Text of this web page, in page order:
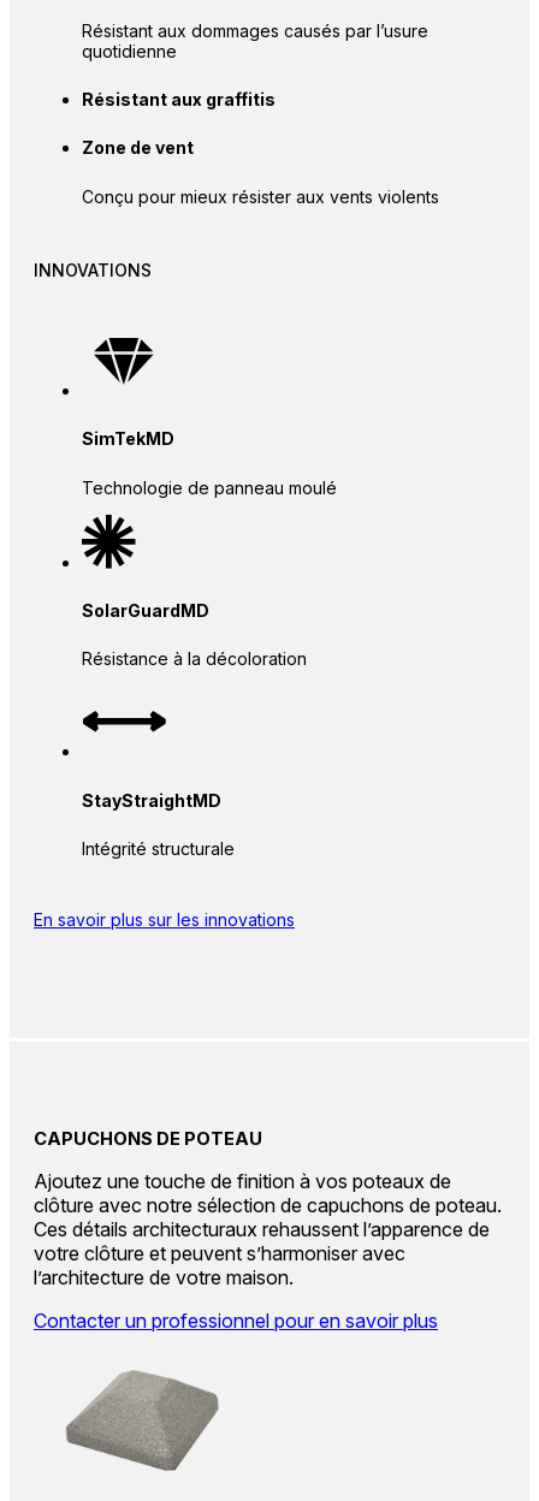
Résistant aux dommages causés par l’usure
quotidienne
Résistant aux graffitis
Zone de vent
Conçu pour mieux résister aux vents violents
INNOVATIONS
SimTekMD
Technologie de panneau moulé
SolarGuardMD
Résistance à la décoloration
StayStraightMD
Intégrité structurale
En savoir plus sur les innovations
CAPUCHONS DE POTEAU
Ajoutez une touche de finition à vos poteaux de
clôture avec notre sélection de capuchons de poteau.
Ces détails architecturaux rehaussent l’apparence de
votre clôture et peuvent s’harmoniser avec
l’architecture de votre maison.
Contacter un professionnel pour en savoir plus